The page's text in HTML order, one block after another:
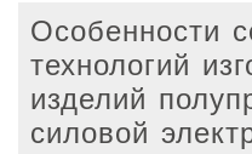
Особенности
технологий
изделий
силовой